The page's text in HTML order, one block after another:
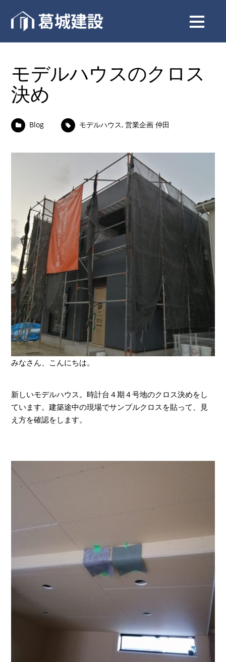
モデルハウスのクロス
決め
Blog モデルハウス,営業企画 仲田
みなさん、こんにちは。
新しいモデルハウス。時計台４期４号地のクロス決めをし
ています。建築途中の現場でサンプルクロスを貼って、見
え方を確認をします。